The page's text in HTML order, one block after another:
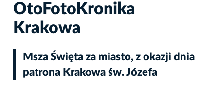
OtoFotoKronika
Krakowa
Msza Święta za miasto, z okazji dnia
patrona Krakowa św. Józefa